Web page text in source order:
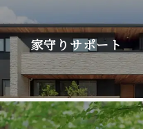
家守りサポート